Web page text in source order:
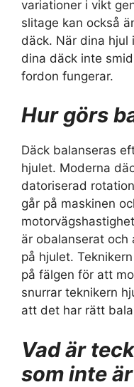
variationer i vikt
slitage kan också
däck. När dina hjul
dina däck inte
fordon fungerar.
Hur görs
Däck balanseras
hjulet. Moderna
datoriserad
går på maskinen
är obalanserat och
på hjulet.
på fälgen för att
snurrar teknikern
att det har rätt
Vad är
som inte